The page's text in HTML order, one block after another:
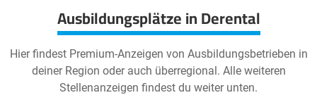
Ausbildungsplätze in Derental
Hier findest Premium-Anzeigen von Ausbildungsbetrieben in
deiner Region oder auch überregional. Alle weiteren
Stellenanzeigen findest du weiter unten.